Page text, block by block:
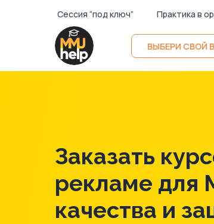
Сессия “под ключ” Практика в
ВЫБЕРИ СВОЙ
Заказать
рекламе для
качества и